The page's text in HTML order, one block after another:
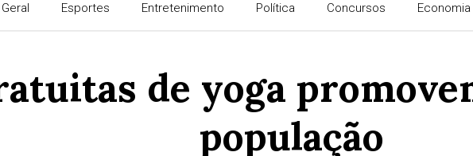
Geral Esportes Entretenimento Política Concursos Economia
de yoga
população